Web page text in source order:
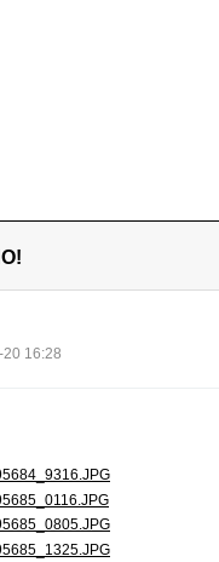
20 16:28